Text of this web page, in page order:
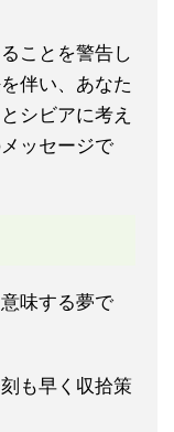
ことを警告し
伴い、あなた
シビアに考え
ッセージで
味する夢で
も早く収拾策